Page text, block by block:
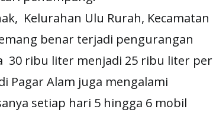
Kelurahan Ulu Rurah, Kecamatan
benar terjadi pengurangan
30 ribu liter menjadi 25 ribu liter per
Pagar Alam juga mengalami
setiap hari 5 hingga 6 mobil